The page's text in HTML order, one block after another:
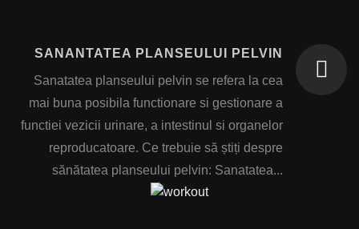
SANANTATEA PLANSEULUI PELVIN
Sanatatea planseului pelvin se refera la cea
mai buna posibila functionare si gestionare a
functiei vezicii urinare, a intestinul si organelor
reproducatoare. Ce trebuie să știți despre
sănătatea planseului pelvin: Sanatatea...